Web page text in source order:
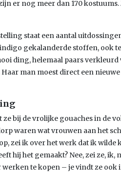
er nog meer dan 170
staat een aantal
gekalanderde stoffen, ook
ding, helemaal paars verkleurd
man moest direct een
bij de vrolijke gouaches in de
waren wat vrouwen aan het
zei ik over het werk dat ik wilde
hij het gemaakt? Nee, zei ze,
werken te kopen – je vindt ze